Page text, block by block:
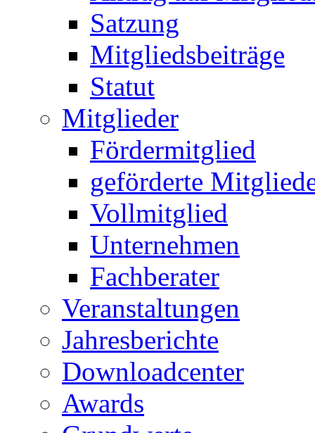
Satzung
Mitgliedsbeiträge
Statut
Mitglieder
Fördermitglied
geförderte
Vollmitglied
Unternehmen
Fachberater
Veranstaltungen
Jahresberichte
Downloadcenter
Awards